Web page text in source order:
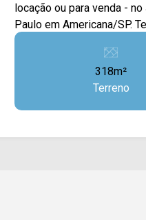
locação ou para venda - no Jardim São
Paulo em Americana/SP. Terreno conta
com 318m² de área,
Rua Florindo Cibin e Av.
ao Hospital Unimed,
restaurantes, bancos e
equipe e agende a sua
318m²
Terreno